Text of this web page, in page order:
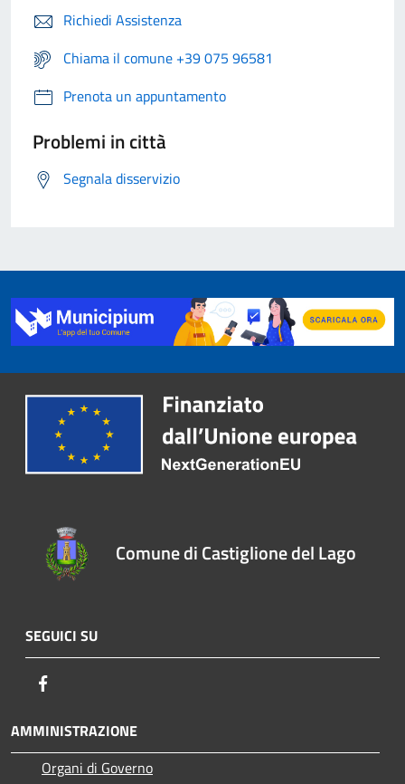
Richiedi Assistenza
Chiama il comune +39 075 96581
Prenota un appuntamento
Problemi in città
Segnala disservizio
Comune di Castiglione del Lago
SEGUICI SU
AMMINISTRAZIONE
Organi di Governo